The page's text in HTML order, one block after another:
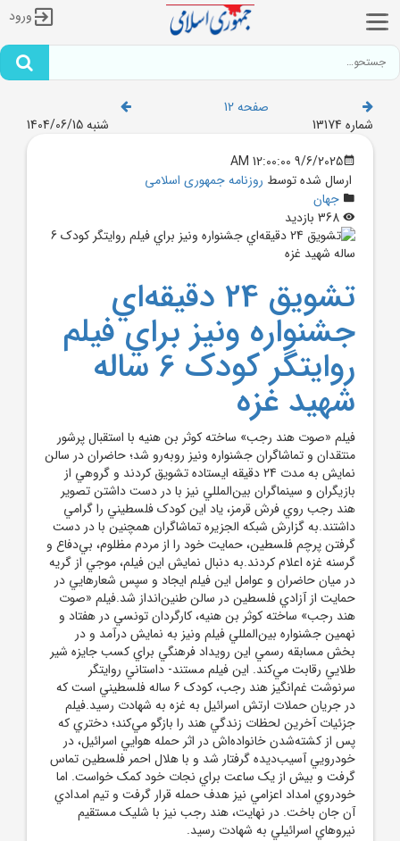
ورود
صفحه 12
شماره 13174
شنبه 1404/06/15
9/6/2025 12:00:00 AM
ارسال شده توسط روزنامه جمهوری اسلامی
جهان
تشويق 24 دقيقه‌اي
جشنواره ونيز براي فيلم
روايتگر کودک 6 ساله
شهيد غزه
فيلم «صوت هند رجب» ساخته کوثر بن هنيه با استقبال پرشور
منتقدان و تماشاگران جشنواره ونيز روبه‌رو شد؛ حاضران در سالن
نمايش به مدت 24 دقيقه ايستاده تشويق کردند و گروهي از
بازيگران و سينماگران بين‌المللي نيز با در دست داشتن تصوير
هند رجب روي فرش قرمز، ياد اين کودک فلسطيني را گرامي
داشتند.به گزارش شبکه الجزيره تماشاگران همچنين با در دست
گرفتن پرچم فلسطين، حمايت خود را از مردم مظلوم، بي‌دفاع و
گرسنه غزه اعلام کردند.به دنبال نمايش اين فيلم، موجي از گريه
در ميان حاضران و عوامل اين فيلم ايجاد و سپس شعارهايي در
حمايت از آزادي فلسطين در سالن طنين‌انداز شد.فيلم «صوت
هند رجب» ساخته کوثر بن هنيه، کارگردان تونسي در هفتاد و
نهمين جشنواره بين‌المللي فيلم ونيز به نمايش درآمد و در
بخش مسابقه رسمي اين رويداد فرهنگي براي کسب جايزه شير
طلايي رقابت مي‌کند. اين فيلم مستند- داستاني روايتگر
سرنوشت غم‌انگيز هند رجب، کودک 6 ساله فلسطيني است که
در جريان حملات ارتش اسرائيل به غزه به شهادت رسيد.فيلم
جزئيات آخرين لحظات زندگي هند را بازگو مي‌کند؛ دختري که
پس از کشته‌شدن خانواده‌اش در اثر حمله هوايي اسرائيل، در
خودرويي آسيب‌ديده گرفتار شد و با هلال احمر فلسطين تماس
گرفت و بيش از يک ساعت براي نجات خود کمک خواست. اما
خودروي امداد اعزامي نيز هدف حمله قرار گرفت و تيم امدادي
آن جان باخت. در نهايت، هند رجب نيز با شليک مستقيم
نيروهاي اسرائيلي به شهادت رسيد.